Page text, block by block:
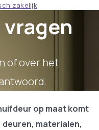
zakelijk
of over het
op maat komt
deuren, materialen,